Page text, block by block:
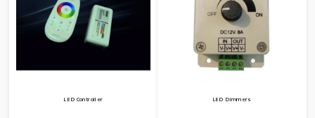
LED Controller LED Dimmers